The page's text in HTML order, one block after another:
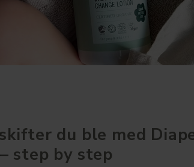
du ble med
step by step